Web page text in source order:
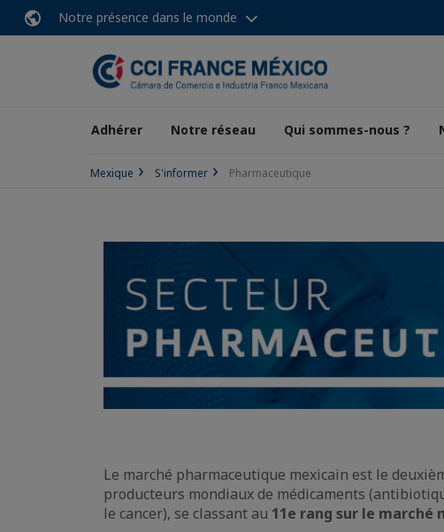
Notre présence dans le monde
Adhérer Notre réseau Qui sommes-nous ?
Mexique S'informer Pharmaceutique
Le marché pharmaceutique mexicain est le
producteurs mondiaux de médicaments
le cancer), se classant au 11e rang sur le marché